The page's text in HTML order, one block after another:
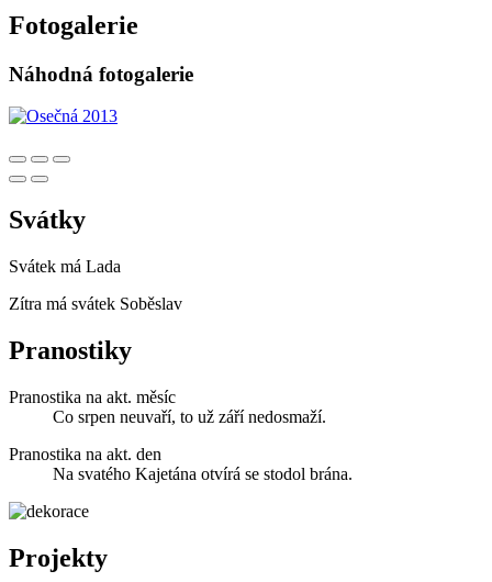
Fotogalerie
Náhodná fotogalerie
Svátky
Svátek má Lada
Zítra má svátek Soběslav
Pranostiky
Pranostika na akt. měsíc
Co srpen neuvaří, to už září nedosmaží.
Pranostika na akt. den
Na svatého Kajetána otvírá se stodol brána.
Projekty